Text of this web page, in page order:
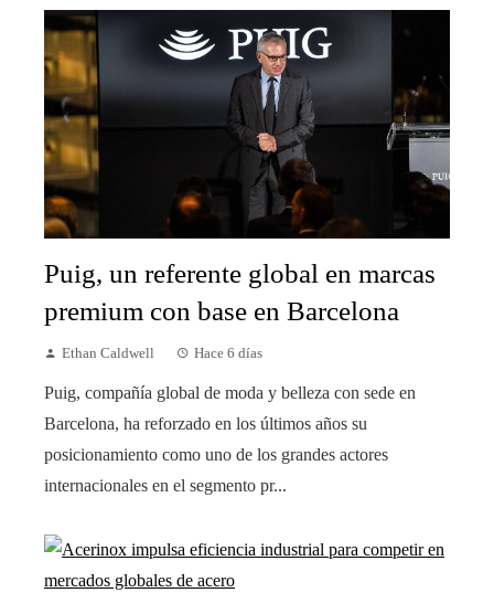
Puig, un referente global en marcas
premium con base en Barcelona
Ethan Caldwell Hace 6 días
Puig, compañía global de moda y belleza con sede en
Barcelona, ha reforzado en los últimos años su
posicionamiento como uno de los grandes actores
internacionales en el segmento pr...